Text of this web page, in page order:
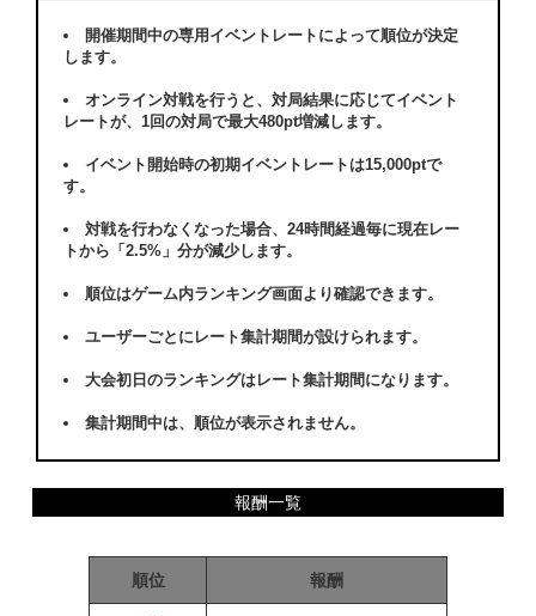
開催期間中の専用イベントレートによって順位が決定
します。
オンライン対戦を行うと、対局結果に応じてイベント
レートが、1回の対局で最大480pt増減します。
イベント開始時の初期イベントレートは15,000ptで
す。
対戦を行わなくなった場合、24時間経過毎に現在レー
トから「2.5%」分が減少します。
順位はゲーム内ランキング画面より確認できます。
ユーザーごとにレート集計期間が設けられます。
大会初日のランキングはレート集計期間になります。
集計期間中は、順位が表示されません。
報酬一覧
順位 報酬